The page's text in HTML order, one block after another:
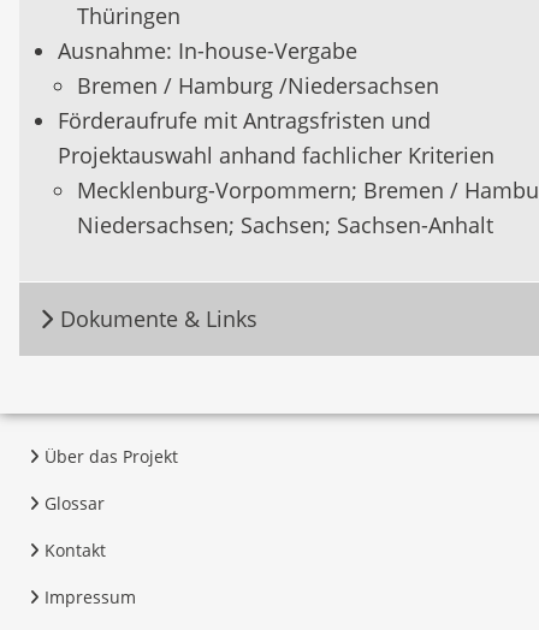
Thüringen
Ausnahme: In-house-Vergabe
Bremen / Hamburg /Niedersachsen
Förderaufrufe mit Antragsfristen und
Projektauswahl anhand fachlicher Kriterien
Mecklenburg-Vorpommern; Bremen /
Niedersachsen; Sachsen; Sachsen-Anhalt
Dokumente & Links
Über das Projekt
Glossar
Kontakt
Impressum